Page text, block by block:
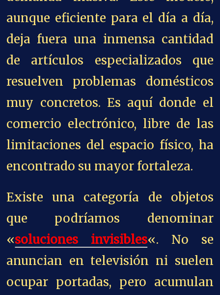
aunque eficiente para el día a día,
deja fuera una inmensa cantidad
de artículos especializados que
resuelven problemas domésticos
muy concretos. Es aquí donde el
comercio electrónico, libre de las
limitaciones del espacio físico, ha
encontrado su mayor fortaleza.
Existe una categoría de objetos
que podríamos denominar
«soluciones invisibles«. No se
anuncian en televisión ni suelen
ocupar portadas, pero acumulan